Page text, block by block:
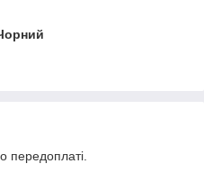
передоплаті.